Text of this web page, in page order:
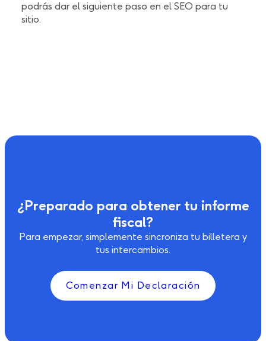
podrás dar el siguiente paso en el SEO para tu
sitio.
¿Preparado para obtener tu informe
fiscal?
Para empezar, simplemente sincroniza tu billetera y
tus intercambios.
Comenzar Mi Declaración